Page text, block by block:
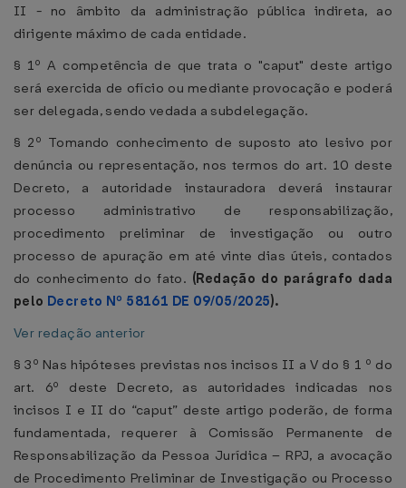
II - no âmbito da administração pública indireta, ao
dirigente máximo de cada entidade.
§ 1º A competência de que trata o "caput" deste artigo
será exercida de ofício ou mediante provocação e poderá
ser delegada, sendo vedada a subdelegação.
§ 2º Tomando conhecimento de suposto ato lesivo por
denúncia ou representação, nos termos do art. 10 deste
Decreto, a autoridade instauradora deverá instaurar
processo administrativo de responsabilização,
procedimento preliminar de investigação ou outro
processo de apuração em até vinte dias úteis, contados
do conhecimento do fato. (Redação do parágrafo dada
pelo Decreto Nº 58161 DE 09/05/2025).
Ver redação anterior
§ 3º Nas hipóteses previstas nos incisos II a V do § 1 º do
art. 6º deste Decreto, as autoridades indicadas nos
incisos I e II do “caput” deste artigo poderão, de forma
fundamentada, requerer à Comissão Permanente de
Responsabilização da Pessoa Jurídica – RPJ, a avocação
de Procedimento Preliminar de Investigação ou Processo